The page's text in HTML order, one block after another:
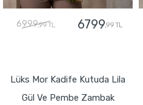
6999,99 TL 6799,99 TL
Lüks Mor Kadife Kutuda Lila
Gül Ve Pembe Zambak